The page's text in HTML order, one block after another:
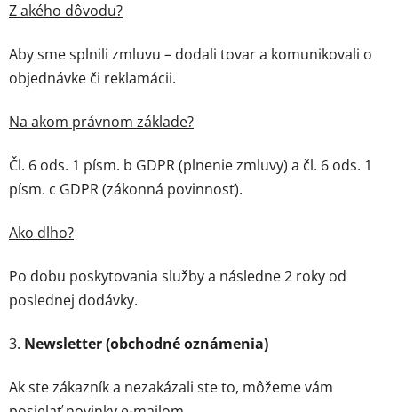
Z akého dôvodu?
Aby sme splnili zmluvu – dodali tovar a komunikovali o
objednávke či reklamácii.
Na akom právnom základe?
Čl. 6 ods. 1 písm. b GDPR (plnenie zmluvy) a čl. 6 ods. 1
písm. c GDPR (zákonná povinnosť).
Ako dlho?
Po dobu poskytovania služby a následne 2 roky od
poslednej dodávky.
3. Newsletter (obchodné oznámenia)
Ak ste zákazník a nezakázali ste to, môžeme vám